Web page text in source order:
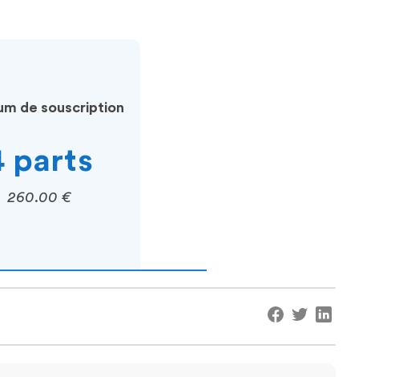
de souscription
parts
260.00 €